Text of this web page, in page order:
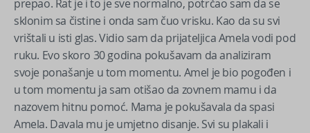
prepao. Rat je i to je sve normalno, potrčao sam da se
sklonim sa čistine i onda sam čuo vrisku. Kao da su svi
vrištali u isti glas. Vidio sam da prijateljica Amela vodi pod
ruku. Evo skoro 30 godina pokušavam da analiziram
svoje ponašanje u tom momentu. Amel je bio pogođen i
u tom momentu ja sam otišao da zovnem mamu i da
nazovem hitnu pomoć. Mama je pokušavala da spasi
Amela. Davala mu je umjetno disanje. Svi su plakali i